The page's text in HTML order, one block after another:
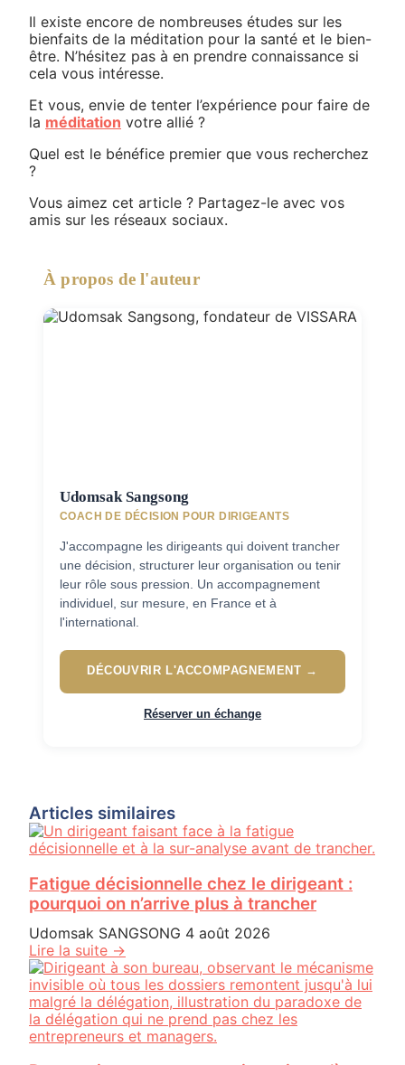
Il existe encore de nombreuses études sur les
bienfaits de la méditation pour la santé et le bien-
être. N’hésitez pas à en prendre connaissance si
cela vous intéresse.
Et vous, envie de tenter l’expérience pour faire de
la méditation votre allié ?
Quel est le bénéfice premier que vous recherchez
?
Vous aimez cet article ? Partagez-le avec vos
amis sur les réseaux sociaux.
À propos de l'auteur
Udomsak Sangsong
COACH DE DÉCISION POUR DIRIGEANTS
J'accompagne les dirigeants qui doivent trancher
une décision, structurer leur organisation ou tenir
leur rôle sous pression. Un accompagnement
individuel, sur mesure, en France et à
l'international.
DÉCOUVRIR L'ACCOMPAGNEMENT →
Réserver un échange
Articles similaires
Fatigue décisionnelle chez le dirigeant :
pourquoi on n’arrive plus à trancher
Udomsak SANGSONG 4 août 2026
Lire la suite →